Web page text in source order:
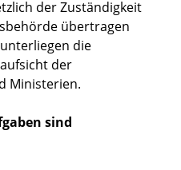
der Zuständigkeit
übertragen
die
der
Ministerien.
sind